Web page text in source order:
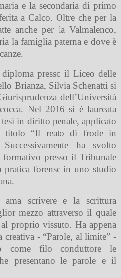
e la secondaria di primo
a Calco. Oltre che per la
anche per la Valmalenco,
la famiglia paterna e dove è
presso il Liceo delle
Brianza, Silvia Schenatti si
dell’Università
Nel 2016 si è laureata
in diritto penale, applicato
titolo “Il reato di frode in
ha svolto
presso il Tribunale
forense in uno studio
scrivere e la scrittura
mezzo attraverso il quale
proprio vissuto. Ha appena
- “Parole, al limite” -
come filo conduttore le
presentano le parole e il